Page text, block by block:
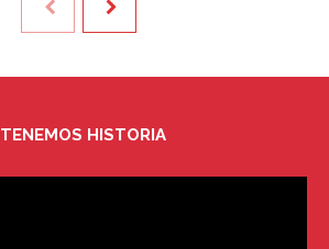
TENEMOS HISTORIA